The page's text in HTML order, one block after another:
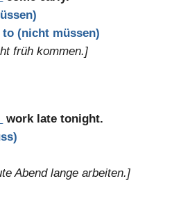
to (nicht müssen)
früh kommen.]
work late tonight.
Abend lange arbeiten.]